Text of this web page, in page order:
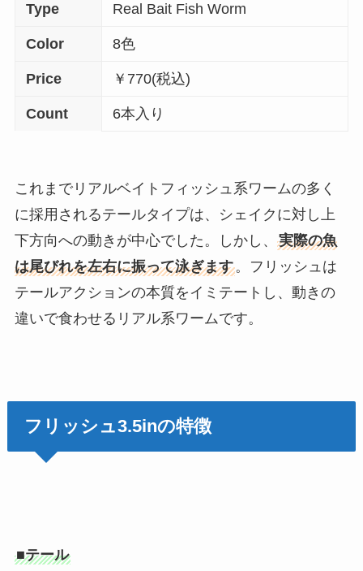
Type Real Bait Fish Worm
Color 8色
Price ￥770(税込)
Count 6本入り
これまでリアルベイトフィッシュ系ワームの多く
に採用されるテールタイプは、シェイクに対し上
下方向への動きが中心でした。しかし、 実際の魚
は尾びれを左右に振って泳ぎます。フリッシュは
テールアクションの本質をイミテートし、動きの
違いで食わせるリアル系ワームです。
フリッシュ3.5inの特徴
■テール